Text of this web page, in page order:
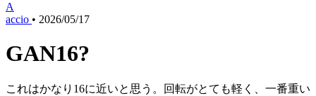
A
accio • 2026/05/17
GAN16?
これはかなり16に近いと思う。回転がとても軽く、一番重い